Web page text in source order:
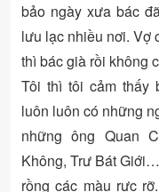
bảo ngày xưa bác
lưu lạc nhiều nơi. Vợ
thì bác già rồi không
Tôi thì tôi cảm thấy
luôn luôn có những
những ông Quan
Không, Trư Bát
rồng các màu rực